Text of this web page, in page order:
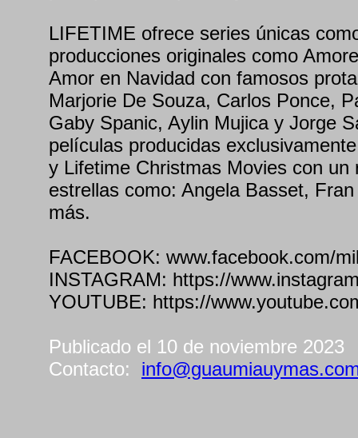
LIFETIME ofrece series únicas
producciones originales como
Amor en Navidad con famosos
Marjorie De Souza, Carlos Ponce,
Gaby Spanic, Aylin Mujica y Jorge
películas producidas
y Lifetime Christmas Movies con un
estrellas como: Angela Basset,
más.
FACEBOOK: www.facebook.com/
INSTAGRAM: https://
YOUTUBE: https://
Publicado el 10 de noviembre 2023
Contacto: